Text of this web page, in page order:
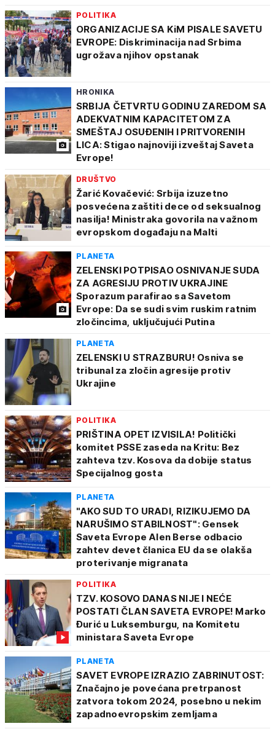
POLITIKA
ORGANIZACIJE SA KiM PISALE SAVETU
EVROPE: Diskriminacija nad Srbima
ugrožava njihov opstanak
HRONIKA
SRBIJA ČETVRTU GODINU ZAREDOM SA
ADEKVATNIM KAPACITETOM ZA
SMEŠTAJ OSUĐENIH I PRITVORENIH
LICA: Stigao najnoviji izveštaj Saveta
Evrope!
DRUŠTVO
Žarić Kovačević: Srbija izuzetno
posvećena zaštiti dece od seksualnog
nasilja! Ministraka govorila na važnom
evropskom događaju na Malti
PLANETA
ZELENSKI POTPISAO OSNIVANJE SUDA
ZA AGRESIJU PROTIV UKRAJINE
Sporazum parafirao sa Savetom
Evrope: Da se sudi svim ruskim ratnim
zločincima, uključujući Putina
PLANETA
ZELENSKI U STRAZBURU! Osniva se
tribunal za zločin agresije protiv
Ukrajine
POLITIKA
PRIŠTINA OPET IZVISILA! Politički
komitet PSSE zaseda na Kritu: Bez
zahteva tzv. Kosova da dobije status
Specijalnog gosta
PLANETA
"AKO SUD TO URADI, RIZIKUJEMO DA
NARUŠIMO STABILNOST": Gensek
Saveta Evrope Alen Berse odbacio
zahtev devet članica EU da se olakša
proterivanje migranata
POLITIKA
TZV. KOSOVO DANAS NIJE I NEĆE
POSTATI ČLAN SAVETA EVROPE! Marko
Đurić u Luksemburgu, na Komitetu
ministara Saveta Evrope
PLANETA
SAVET EVROPE IZRAZIO ZABRINUTOST:
Značajno je povećana pretrpanost
zatvora tokom 2024, posebno u nekim
zapadnoevropskim zemljama